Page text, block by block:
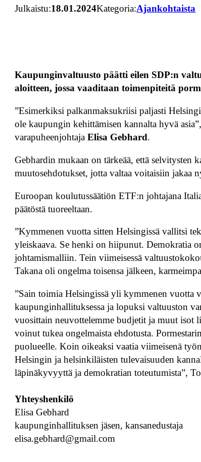
Julkaistu:18.01.2024Kategoria:Ajankohtaista
Kaupunginvaltuusto päätti eilen SDP:n
aloitteen, jossa vaaditaan toimenpiteitä
”Esimerkiksi palkanmaksukriisi paljasti
ole kaupungin kehittämisen kannalta hyvä
varapuheenjohtajaElisa Gebhard.
Gebhardin mukaan on tärkeää, että selvitysten
muutosehdotukset, jotta valtaa voitaisiin jakaa
Euroopan koulutussäätiön ETF:n johtajana
päätöstä tuoreeltaan.
”Kymmenen vuotta sitten Helsingissä vallitsi
yleiskaava. Se henki on hiipunut. Demokratia
johtamismalliin. Tein viimeisessä
Takana oli ongelma toisensa jälkeen,
”Sain toimia Helsingissä yli kymmenen vuotta
kaupunginhallituksessa ja lopuksi valtuuston
vuosittain neuvottelemme budjetit ja muut isot
voinut tukea ongelmaista ehdotusta.
puolueelle. Koin oikeaksi vaatia viimeisenä
Helsingin ja helsinkiläisten tulevaisuuden
läpinäkyvyyttä ja demokratian toteutumista”,
Yhteyshenkilö
Elisa Gebhard
kaupunginhallituksen jäsen, kansanedustaja
elisa.gebhard@gmail.com